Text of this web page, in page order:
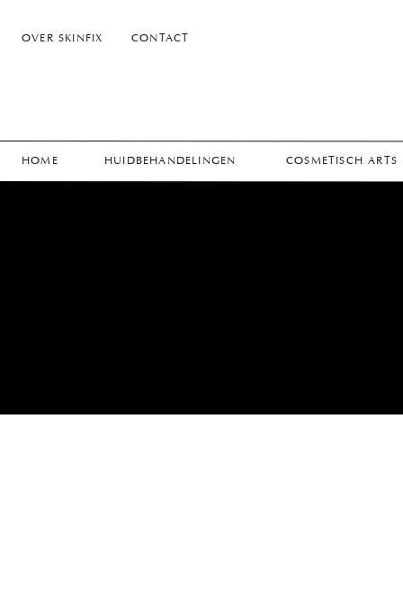
CONTACT
OVER SKINFIX
HOME HUIDBEHANDELINGEN COSMETISCH ARTS